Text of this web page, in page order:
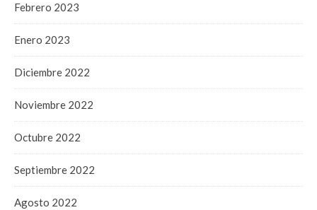
Febrero 2023
Enero 2023
Diciembre 2022
Noviembre 2022
Octubre 2022
Septiembre 2022
Agosto 2022